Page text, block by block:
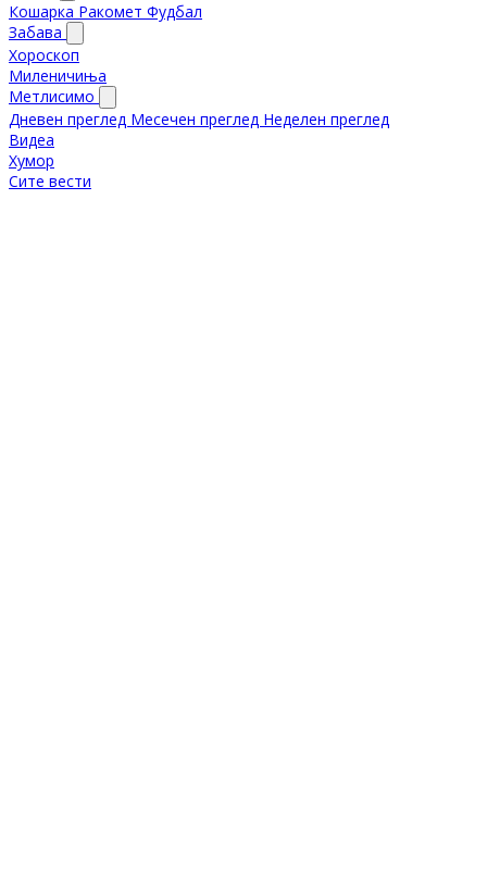
Кошарка Ракомет Фудбал
Забава
Хороскоп
Миленичиња
Метлисимо
Дневен преглед Месечен преглед Неделен преглед
Видеа
Хумор
Сите вести